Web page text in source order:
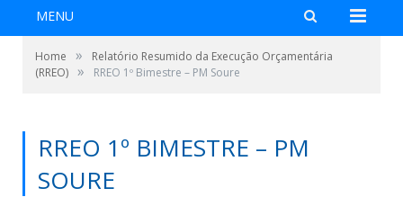
MENU
Home »
Relatório Resumido da Execução Orçamentária
(RREO) » RREO 1º Bimestre – PM Soure
RREO 1º BIMESTRE – PM
SOURE